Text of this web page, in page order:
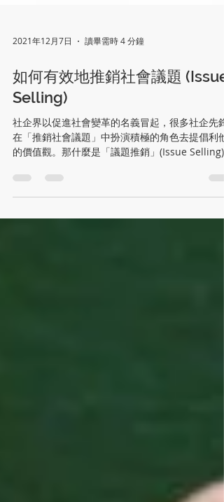
2021年12月7日 讀畢需時 4 分鐘
如何有效地推銷社會議題 (Issue
Selling)
社企界以促進社會變革的名義冒起，很多社企先鋒
的價值觀。那什麼是「議題推銷」(Issue Selling)
呢？指的是經由個人行為，去影響他人對議題的關